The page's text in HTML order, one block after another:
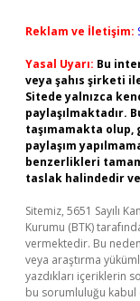
Reklam ve İletişim:
Yasal Uyarı: Bu
veya şahıs şirketi
Sitede yalnızca
paylaşılmaktadır.
taşımamakta olup,
paylaşım
benzerlikleri
taslak halindedir
Sitemiz, 5651 Sayılı
Kurumu (BTK)
vermektedir. Bu
veya araştırma
yazdıkları içeriklerin
bu sorumluluğu kabul